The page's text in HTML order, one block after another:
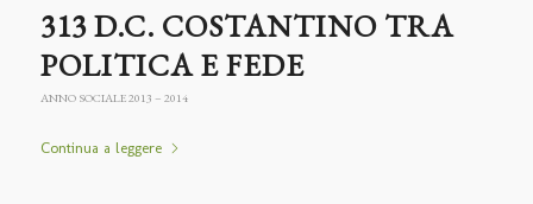
313 D.C. COSTANTINO TRA
POLITICA E FEDE
ANNO SOCIALE 2013 – 2014
Continua a leggere